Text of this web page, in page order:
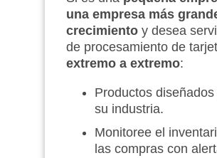
una empresa más
crecimiento y desea
de procesamiento de
extremo a extremo:
Productos
su industria.
Monitoree el
las compras con